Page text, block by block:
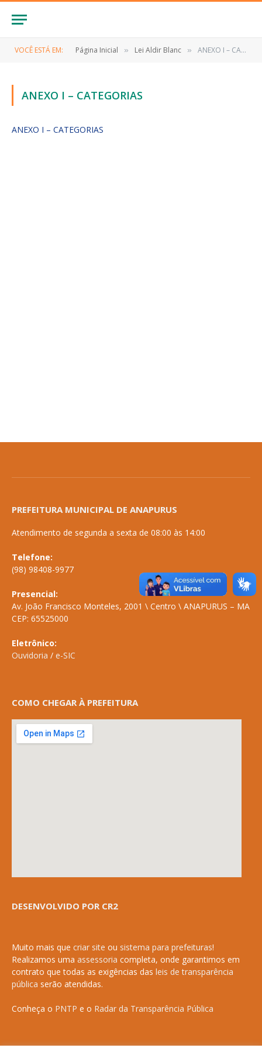
VOCÊ ESTÁ EM: Página Inicial » Lei Aldir Blanc » ANEXO I – CATEGORIAS
ANEXO I – CATEGORIAS
ANEXO I – CATEGORIAS
PREFEITURA MUNICIPAL DE ANAPURUS
Atendimento de segunda a sexta de 08:00 às 14:00
Telefone:
(98) 98408-9977
Presencial:
Av. João Francisco Monteles, 2001 \ Centro \ ANAPURUS – MA
CEP: 65525000
Eletrônico:
Ouvidoria / e-SIC
COMO CHEGAR À PREFEITURA
DESENVOLVIDO POR CR2
Muito mais que criar site ou sistema para prefeituras!
Realizamos uma assessoria completa, onde garantimos em
contrato que todas as exigências das leis de transparência
pública serão atendidas.
Conheça o PNTP e o Radar da Transparência Pública